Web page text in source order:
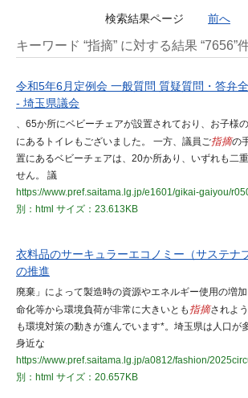
検索結果ページ 前へ
キーワード “指摘” に対する結果 “7656”
令和5年6月定例会 一般質問 質疑質問・答弁
- 埼玉県議会
、65か所にベビーチェアが設置されており、お子様
にあるトイレもございました。 一方、議員ご指摘の
置にあるベビーチェアは、20か所あり、いずれも二
せん。 議
https://www.pref.saitama.lg.jp/e1601/gikai-gaiyou/
別：html サイズ：23.613KB
衣料品のサーキュラーエコノミー（サステナ
の推進
廃棄」によって製造時の資源やエネルギー使用の増
命化等から環境負荷が非常に大きいとも 指摘されよ
も環境対策の動きが進んでいます*。埼玉県は人口が
身近な
https://www.pref.saitama.lg.jp/a0812/fashion/
別：html サイズ：20.657KB